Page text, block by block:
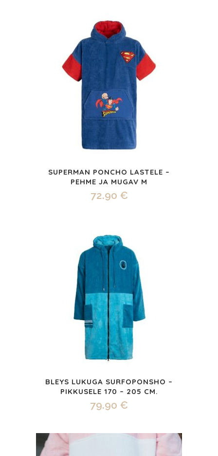
SUPERMAN PONCHO LASTELE –
PEHME JA MUGAV M
72.90 €
BLEYS LUKUGA SURFOPONSHO –
PIKKUSELE 170 – 205 CM.
79.90 €